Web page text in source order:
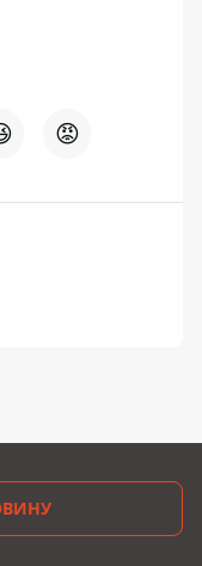
😡